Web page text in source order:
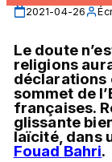
2021-04-26
Le doute
religions
déclarations
sommet de
françaises.
glissante
Fouad Bahri.